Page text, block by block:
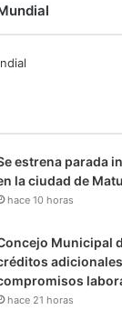
estrena parada
la ciudad de
hace 10 horas
Municipal
hace 21 horas